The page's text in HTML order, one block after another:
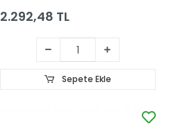
2.292,48 TL
Sepete Ekle